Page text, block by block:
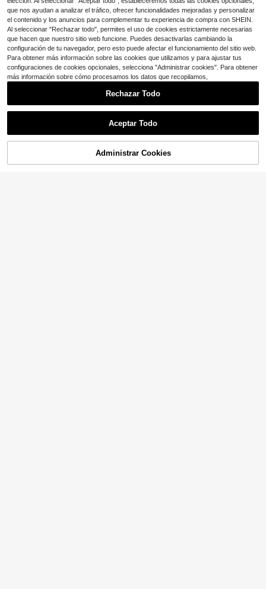
¡18% DE DESCUENTO!
que nos ayudan a analizar el tráfico, ofrecer funcionalidades mejoradas y personalizar
el contenido y los anuncios para complementar tu experiencia de compra con SHEIN.
Al seleccionar "Rechazar todo", permites el uso de cookies estrictamente necesarias
que hacen que nuestro sitio web funcione. Puedes desactivarlas cambiando la
configuración de tu navegador, pero esto puede afectar el funcionamiento del sitio web.
Para obtener más información sobre las cookies que utilizamos y para ajustar tus
configuraciones de cookies opcionales, selecciona "Administrar cookies". Para obtener
más información sobre cómo procesamos los datos que recopilamos,
Rechazar Todo
Aceptar Todo
Administrar Cookies